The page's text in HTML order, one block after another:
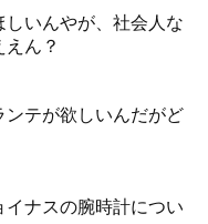
しいんやが、社会人な
ん？
ンテが欲しいんだがど
イナスの腕時計につい